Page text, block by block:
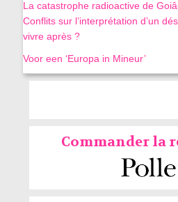
La catastrophe radioactive de
Conflits sur l’interprétation d’un
vivre après ?
Voor een ‘Europa in Mineur’
Commander la